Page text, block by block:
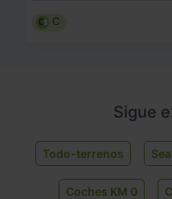
C
Sigue
Todo-terrenos
Coches KM 0